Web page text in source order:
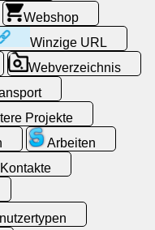
Webshop
Winzige URL
Webverzeichnis
Projekte
Arbeiten
Kontakte